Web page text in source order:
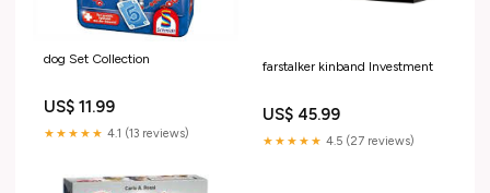
dog Set Collection
US$ 11.99
★★★★★ 4.1 (13 reviews)
farstalker kinband Investment
US$ 45.99
★★★★★ 4.5 (27 reviews)